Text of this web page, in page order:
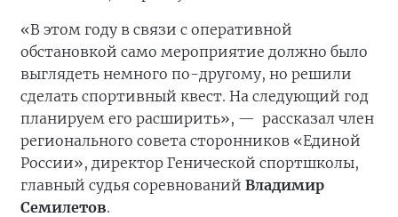
«В этом году в связи с оперативной
обстановкой само мероприятие должно было
выглядеть немного по-другому, но решили
сделать спортивный квест. На следующий год
планируем его расширить», — рассказал член
регионального совета сторонников «Единой
России», директор Генической спортшколы,
главный судья соревнований Владимир
Семилетов.